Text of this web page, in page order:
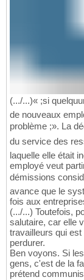
(.../...)« ;si
de nouveaux
problème ;». La
du service des
laquelle elle était
employé veut
démissions
avance que le
fois aux
(.../...) Toutefois,
salutaire, car elle
travailleurs qui
perdurer.
Ben voyons. Si
gens, c'est de la
prétend